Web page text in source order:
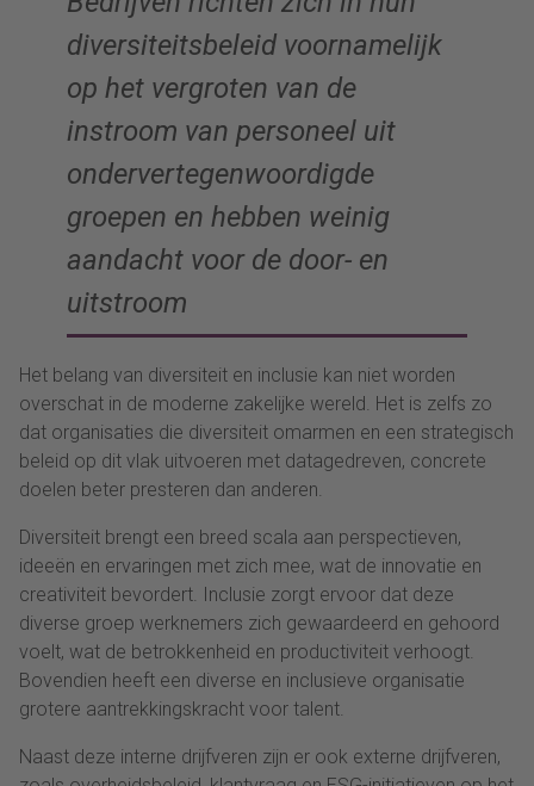
diversiteitsbeleid voornamelijk
op het vergroten van de
instroom van personeel uit
ondervertegenwoordigde
groepen en hebben weinig
aandacht voor de door- en
uitstroom
Het belang van diversiteit en inclusie kan niet worden
overschat in de moderne zakelijke wereld. Het is zelfs zo
dat organisaties die diversiteit omarmen en een strategisch
beleid op dit vlak uitvoeren met datagedreven, concrete
doelen beter presteren dan anderen.
Diversiteit brengt een breed scala aan perspectieven,
ideeën en ervaringen met zich mee, wat de innovatie en
creativiteit bevordert. Inclusie zorgt ervoor dat deze
diverse groep werknemers zich gewaardeerd en gehoord
voelt, wat de betrokkenheid en productiviteit verhoogt.
Bovendien heeft een diverse en inclusieve organisatie
grotere aantrekkingskracht voor talent.
Naast deze interne drijfveren zijn er ook externe drijfveren,